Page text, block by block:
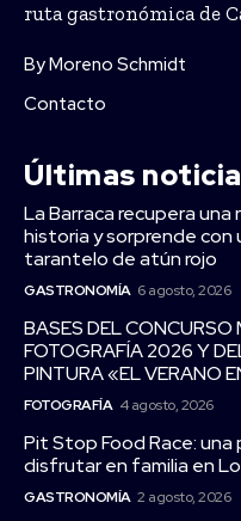
ruta gastronómica de
By Moreno Schmidt
Contacto
Últimas
La Barraca recupera
historia y sorprende con
tarantelo de atún rojo
GASTRONOMÍA 6 agosto, 2026
BASES DEL CONCURSO
FOTOGRAFÍA 2026 Y
PINTURA «EL VERANO
FOTOGRAFÍA 4 agosto, 2026
Pit Stop Food Race:
disfrutar en familia en
GASTRONOMÍA 2 agosto, 2026